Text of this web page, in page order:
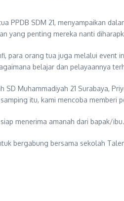
PPDB SDM 21, menyampaikan
yang penting mereka nanti
para orang tua juga melalui event
belajar dan pelayaannya
SD Muhammadiyah 21 Surabaya,
itu, kami mencoba memberi
menerima amanah dari bapak/
bergabung bersama sekolah